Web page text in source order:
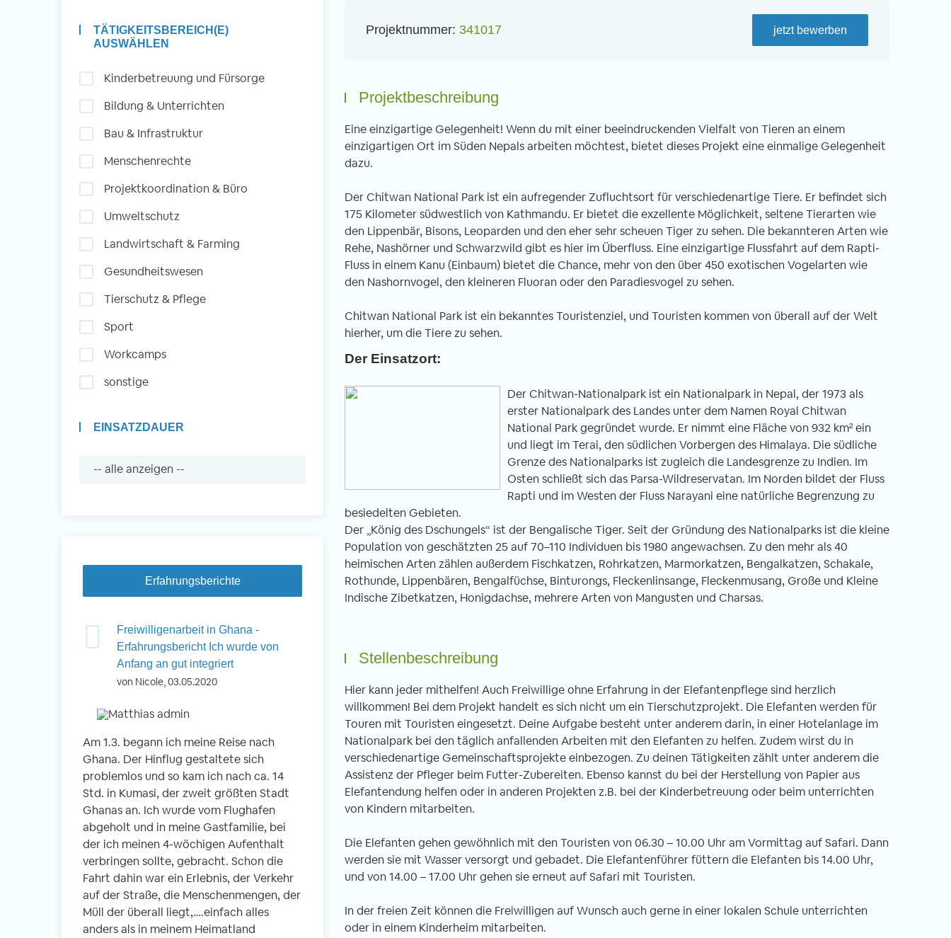
Engagieren
Initiativbewerbung
Auslandserfahrung
Sammeln und Sozial
Engagieren
TÄTIGKEITSBEREICH(E)
AUSWÄHLEN
Kinderbetreuung und Fürsorge
Bildung & Unterrichten
Bau & Infrastruktur
Menschenrechte
Projektkoordination & Büro
Umweltschutz
Landwirtschaft & Farming
Gesundheitswesen
Tierschutz & Pflege
Sport
Workcamps
sonstige
EINSATZDAUER
Erfahrungsberichte
Freiwilligenarbeit in Ghana -
Erfahrungsbericht Ich wurde von
Anfang an gut integriert
von Nicole, 03.05.2020
Am 1.3. begann ich meine Reise nach
Ghana. Der Hinflug gestaltete sich
problemlos und so kam ich nach ca. 14
Std. in Kumasi, der zweit größten Stadt
Ghanas an. Ich wurde vom Flughafen
abgeholt und in meine Gastfamilie, bei
der ich meinen 4-wöchigen Aufenthalt
verbringen sollte, gebracht. Schon die
Fahrt dahin war ein Erlebnis, der Verkehr
auf der Straße, die Menschenmengen, der
Müll der überall liegt,….einfach alles
anders als in meinem Heimatland
Projektnummer: 341017 jetzt bewerben
Projektbeschreibung
Eine einzigartige Gelegenheit! Wenn du mit einer beeindruckenden Vielfalt von Tieren an einem
einzigartigen Ort im Süden Nepals arbeiten möchtest, bietet dieses Projekt eine einmalige Gelegenheit
dazu.
Der Chitwan National Park ist ein aufregender Zufluchtsort für verschiedenartige Tiere. Er befindet sich
175 Kilometer südwestlich von Kathmandu. Er bietet die exzellente Möglichkeit, seltene Tierarten wie
den Lippenbär, Bisons, Leoparden und den eher sehr scheuen Tiger zu sehen. Die bekannteren Arten wie
Rehe, Nashörner und Schwarzwild gibt es hier im Überfluss. Eine einzigartige Flussfahrt auf dem Rapti-
Fluss in einem Kanu (Einbaum) bietet die Chance, mehr von den über 450 exotischen Vogelarten wie
den Nashornvogel, den kleineren Fluoran oder den Paradiesvogel zu sehen.
Chitwan National Park ist ein bekanntes Touristenziel, und Touristen kommen von überall auf der Welt
hierher, um die Tiere zu sehen.
Der Einsatzort:
Der Chitwan-Nationalpark ist ein Nationalpark in Nepal, der 1973 als
erster Nationalpark des Landes unter dem Namen Royal Chitwan
National Park gegründet wurde. Er nimmt eine Fläche von 932 km² ein
und liegt im Terai, den südlichen Vorbergen des Himalaya. Die südliche
Grenze des Nationalparks ist zugleich die Landesgrenze zu Indien. Im
Osten schließt sich das Parsa-Wildreservatan. Im Norden bildet der Fluss
Rapti und im Westen der Fluss Narayani eine natürliche Begrenzung zu
besiedelten Gebieten.
Der „König des Dschungels“ ist der Bengalische Tiger. Seit der Gründung des Nationalparks ist die kleine
Population von geschätzten 25 auf 70–110 Individuen bis 1980 angewachsen. Zu den mehr als 40
heimischen Arten zählen außerdem Fischkatzen, Rohrkatzen, Marmorkatzen, Bengalkatzen, Schakale,
Rothunde, Lippenbären, Bengalfüchse, Binturongs, Fleckenlinsange, Fleckenmusang, Große und Kleine
Indische Zibetkatzen, Honigdachse, mehrere Arten von Mangusten und Charsas.
Stellenbeschreibung
Hier kann jeder mithelfen! Auch Freiwillige ohne Erfahrung in der Elefantenpflege sind herzlich
willkommen! Bei dem Projekt handelt es sich nicht um ein Tierschutzprojekt. Die Elefanten werden für
Touren mit Touristen eingesetzt. Deine Aufgabe besteht unter anderem darin, in einer Hotelanlage im
Nationalpark bei den täglich anfallenden Arbeiten mit den Elefanten zu helfen. Zudem wirst du in
verschiedenartige Gemeinschaftsprojekte einbezogen. Zu deinen Tätigkeiten zählt unter anderem die
Assistenz der Pfleger beim Futter-Zubereiten. Ebenso kannst du bei der Herstellung von Papier aus
Elefantendung helfen oder in anderen Projekten z.B. bei der Kinderbetreuung oder beim unterrichten
von Kindern mitarbeiten.
Die Elefanten gehen gewöhnlich mit den Touristen von 06.30 – 10.00 Uhr am Vormittag auf Safari. Dann
werden sie mit Wasser versorgt und gebadet. Die Elefantenführer füttern die Elefanten bis 14.00 Uhr,
und von 14.00 – 17.00 Uhr gehen sie erneut auf Safari mit Touristen.
In der freien Zeit können die Freiwilligen auf Wunsch auch gerne in einer lokalen Schule unterrichten
oder in einem Kinderheim mitarbeiten.